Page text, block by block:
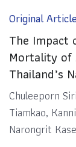
Original Article
The Impact
Mortality of
Thailand’s
Chuleeporn
Tiamkao,
Narongrit